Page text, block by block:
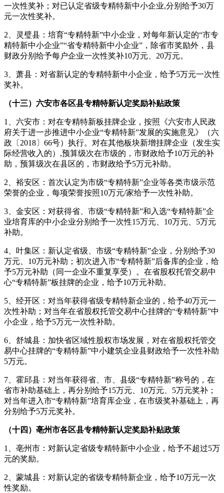
一次性奖补；对已认定省级专精特新中小企业,分别给予30万
元一次性奖补。
2、灵璧县：培育“专精特新”中小企业，对每年新认定的“市专
精特新中小企业”“省专精特新中小企业”，除省市奖励外，县
财政分别给予每户企业一次性奖补10万元、20万元。
3、萧县：对省新认定的专精特新中小企业，给予5万元一次性
奖补。
（十三）六安市各区县专精特新认定奖励补贴政策
1、六安市：对在专精特新板挂牌企业，按照《六安市人民政
府关于进一步推进中小企业“专精特新”发展的实施意见》（六
政〔2018〕66号）执行。对在其他板块新增挂牌企业（发生实
际经营收入的）,预算级次在市级的，市财政给予10万元的补
助，预算级次在县区的，市财政给予5万元补助。
2、裕安区：首次认定为市级“专精特新”企业等各类市级示范
荣誉的企业，每项荣誉按照10万元/家给予一次性补助。
3、金安区：对获得省、市级“专精特新”和入选“专精特新”企
业培育库的中小企业分别给予一次性15万元、10万元、5万元
补助。
4、叶集区：新认定省级、市级“专精特新”企业，分别给予30
万元、10万元补助；初次进入市“专精特新”后备库的企业，给
予5万元补助（同一企业不重复享受）。在省股权托管交易中
心“专精特新”板挂牌的企业，给予10万元补助。
5、经开区：对当年获得省级专精特新企业的，给予40万元一
次性补助；对当年在省股权托管交易中心挂牌的“专精特新”中
小企业，给予5万元一次性补助。
6、舒城县：加快省区域性股权市场发展，对在省股权托管交
易中心挂牌的“专精特新”中小建筑企业县财政给予一次性补助
5万元。
7、霍邱县：对当年获得省、市、县级“专精特新”称号的，在
省市补助基础上，再分别给予15万元、10万元、5万元奖补；
对当年进入市“专精特新”培育库企业，在市级奖补基础上，再
分别给予5万元奖补。
（十四）亳州市各区县专精特新认定奖励补贴政策
1、亳州市：对新认定省级专精特新中小企业，给予不超过5万
元的奖励。
2、蒙城县：对新认定的省级专精特新企业，给予10万元一次
性奖励。